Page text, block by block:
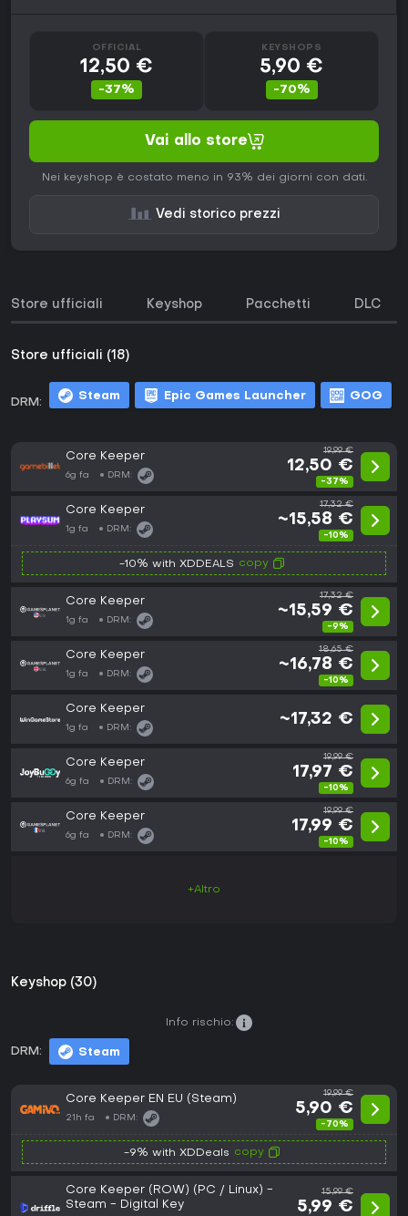
OFFICIAL
12,50 €
-37%
KEYSHOPS
5,90 €
-70%
Vai allo store
Nei keyshop è costato meno in 93% dei giorni con dati.
Vedi storico prezzi
Store ufficiali Keyshop Pacchetti DLC
Store ufficiali (18)
DRM: Steam Epic Games Launcher GOG
Core Keeper
6g fa DRM:
19,99 €
12,50 €
-37%
Core Keeper
1g fa DRM:
17,32 €
~15,58 €
-10%
-10% with XDDEALS copy
Core Keeper
1g fa DRM:
17,32 €
~15,59 €
-9%
Core Keeper
1g fa DRM:
18,65 €
~16,78 €
-10%
Core Keeper
1g fa DRM:
~17,32 €
Core Keeper
6g fa DRM:
19,99 €
17,97 €
-10%
Core Keeper
6g fa DRM:
19,99 €
17,99 €
-10%
+Altro
Keyshop (30)
DRM: Steam
Info rischio:
Core Keeper EN EU (Steam)
21h fa DRM:
19,99 €
5,90 €
-70%
-9% with XDDeals copy
Core Keeper (ROW) (PC / Linux) -
Steam - Digital Key
15,99 €
5,99 €